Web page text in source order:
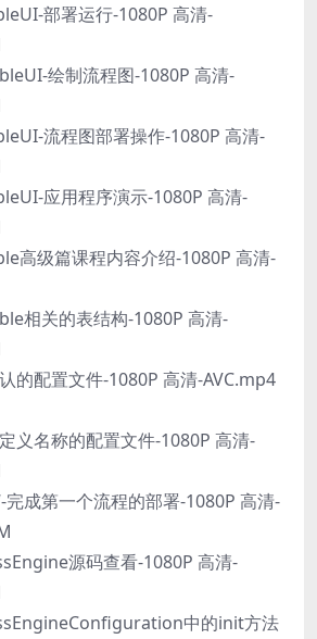
部署运行-1080P 高清-
绘制流程图-1080P 高清-
流程图部署操作-1080P 高清-
应用程序演示-1080P 高清-
高级篇课程内容介绍-1080P 高清-
相关的表结构-1080P 高清-
的配置文件-1080P 高清-AVC.mp4
义名称的配置文件-1080P 高清-
成第一个流程的部署-1080P 高清-
源码查看-1080P 高清-
中的init方法